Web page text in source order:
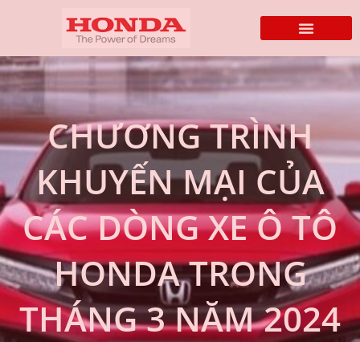
CHƯƠNG TRÌNH
KHUYẾN MẠI CỦA
CÁC DÒNG XE Ô TÔ
HONDA TRONG
THÁNG 3 NĂM 2024